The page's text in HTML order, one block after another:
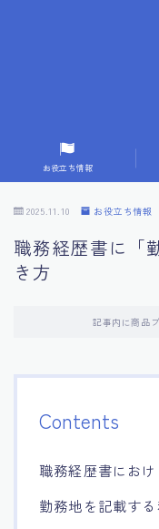
9.転職成功者の事
10.面接官に好印象
11.キャリアアップ
14.デジタル化やAI
お役立ち情報
2025.11.10 お役立ち情報
職務経歴書に「
き方
記事内に商品
Contents
職務経歴書にお
勤務地を記載す